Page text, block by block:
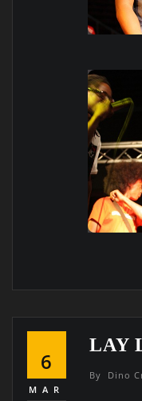
6
MAR
LAY
By Dino